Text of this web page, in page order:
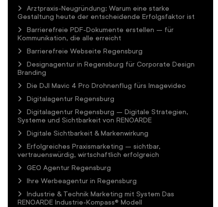
Arztpraxis-Neugründung: Warum eine starke
Gestaltung heute der entscheidende Erfolgsfaktor ist
Barrierefreie PDF-Dokumente erstellen – für
Kommunikation, die alle erreicht
Barrierefreie Webseite Regensburg
Designagentur in Regensburg für Corporate Design
Branding
Die DJI Mavic 4 Pro Drohnenflug fürs Imagevideo
Digitalagentur Regensburg
Digitalagentur Regensburg – Digitale Strategien,
Systeme und Sichtbarkeit von RENOARDE
Digitale Sichtbarkeit & Markenwirkung
Erfolgreiches Praxismarketing – sichtbar,
vertrauenswürdig, wirtschaftlich erfolgreich
GEO Agentur Regensburg
Ihre Werbeagentur in Regensburg
Industrie & Technik Marketing mit System Das
RENOARDE Industrie-Kompass® Modell